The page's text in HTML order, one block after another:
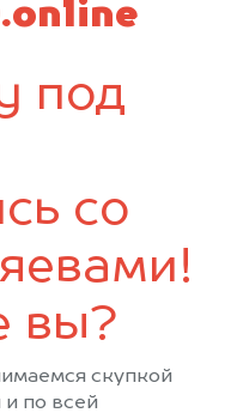
под
со
вы?
скупкой
по всей